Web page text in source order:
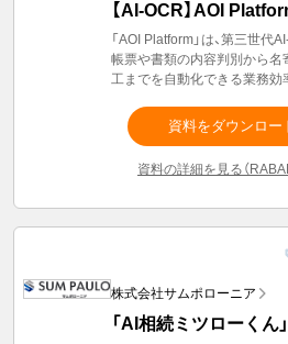
【AI-OCR】AOI
「AOI Platform」は、第三世代
帳票や書類の内容判別から名
工までを自動化できる業務効
資料をダウンロー
資料の詳細を見る（
株式会社サムポローニア
「AI相続ミツローくん」